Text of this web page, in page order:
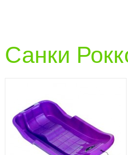
Санки